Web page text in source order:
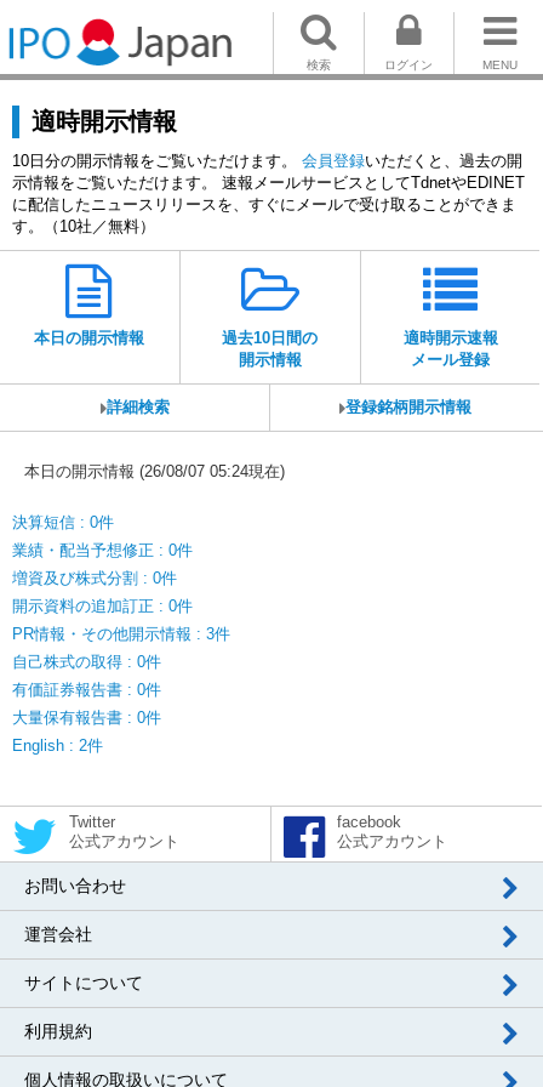
MENU
ログイン
検索
適時開示情報
10日分の開示情報をご覧いただけます。 会員登録いただくと、過去の開
示情報をご覧いただけます。 速報メールサービスとしてTdnetやEDINET
に配信したニュースリリースを、すぐにメールで受け取ることができま
す。（10社／無料）
本日の開示情報
過去10日間の
開示情報
適時開示速報
メール登録
詳細検索 登録銘柄開示情報
本日の開示情報 (26/08/07 05:24現在)
決算短信 : 0件
業績・配当予想修正 : 0件
増資及び株式分割 : 0件
開示資料の追加訂正 : 0件
PR情報・その他開示情報 : 3件
自己株式の取得 : 0件
有価証券報告書 : 0件
大量保有報告書 : 0件
English : 2件
Twitter
公式アカウント
facebook
公式アカウント
お問い合わせ
運営会社
サイトについて
利用規約
個人情報の取扱いについて